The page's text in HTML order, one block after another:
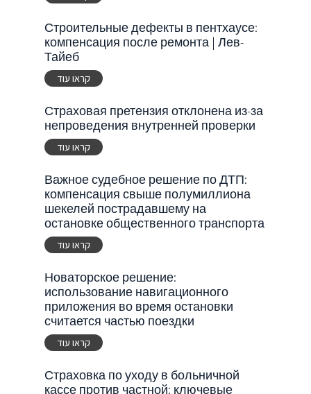
Строительные дефекты в пентхаусе:
компенсация после ремонта | Лев-
Тайеб
קראו עוד
Страховая претензия отклонена из-за
непроведения внутренней проверки
קראו עוד
Важное судебное решение по ДТП:
компенсация свыше полумиллиона
шекелей пострадавшему на
остановке общественного транспорта
קראו עוד
Новаторское решение:
использование навигационного
приложения во время остановки
считается частью поездки
קראו עוד
Страховка по уходу в больничной
кассе против частной: ключевые